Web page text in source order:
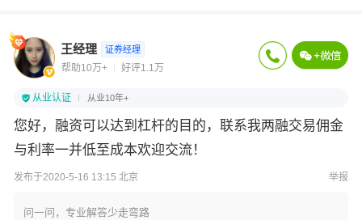
王经理 证券经理
帮助10万+ 好评1.1万
从业认证 从业10年+
您好，融资可以达到杠杆的目的，联系我两融交易佣金
与利率一并低至成本欢迎交流！
发布于2020-5-16 13:15 北京 举报
问一问，专业解答少走弯路